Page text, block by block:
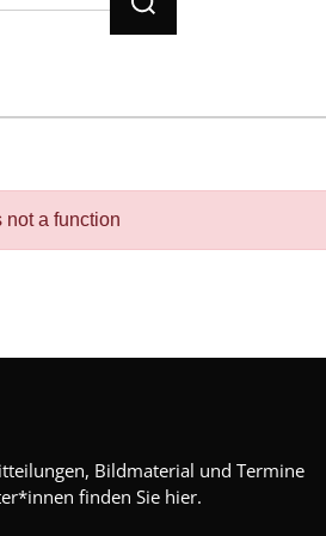
not a function
Bildmaterial und Termine
finden Sie hier.